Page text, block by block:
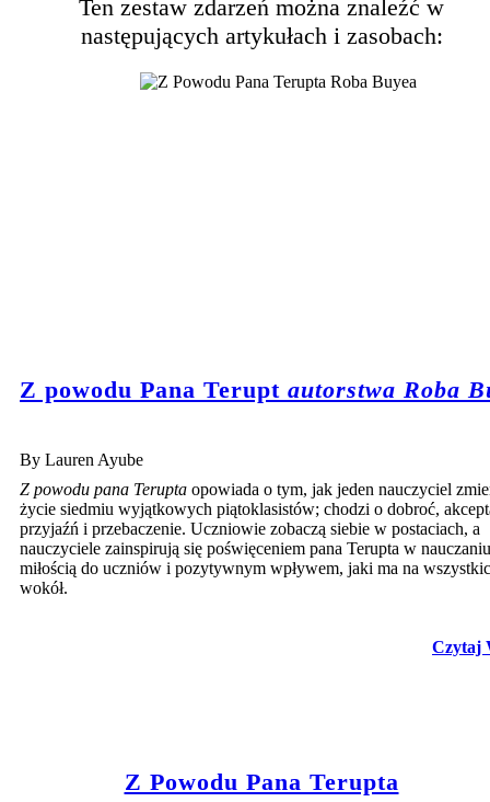
Ten zestaw zdarzeń można znaleźć w
następujących artykułach i zasobach:
Z powodu Pana Terupt autorstwa Roba
By Lauren Ayube
Z powodu pana Terupta opowiada o tym, jak jeden nauczyciel
życie siedmiu wyjątkowych piątoklasistów; chodzi o dobroć,
przyjaźń i przebaczenie. Uczniowie zobaczą siebie w postaciach, a
nauczyciele zainspirują się poświęceniem pana Terupta w
miłością do uczniów i pozytywnym wpływem, jaki ma na
wokół.
Czytaj
Z Powodu Pana Terupta